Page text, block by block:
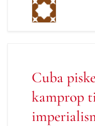
Cuba
kamprop